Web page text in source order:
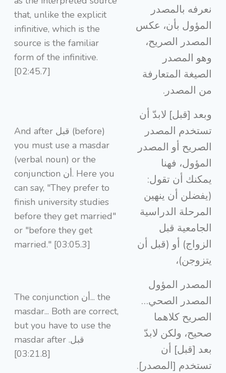
that, unlike the explicit
infinitive, which is the
source is the familiar
form of the infinitive.
[02:45.7]
نعرفه بالمصدر
المؤول بأن، عكس
المصدر الصريح،
وهو المصدر
الصيغة المتعارفة
من المصدر.
And after قبل (before)
you must use a masdar
(verbal noun) or the
conjunction أن. Here you
can say, "They prefer to
finish university studies
before they get married"
or "before they get
married." [03:05.3]
وبعد [قبل] لابدّ أن
تستخدم المصدر
الصريح أو المصدر
المؤول، فهنا
يمكنك أن تقول:
(يفضلن أن ينهين
المرحلة الدراسية
الجامعية قبل
الزواج) أو (قبل أن
يتزوجن)،
The conjunction أن... the
masdar... Both are correct,
but you have to use the
masdar after قبل.
[03:21.8]
المصدر المؤول
المصدر الصحي…
الصريح كلاهما
صحيح، ولكن لابدّ
بعد [قبل] أن
تستخدم [المصدر].